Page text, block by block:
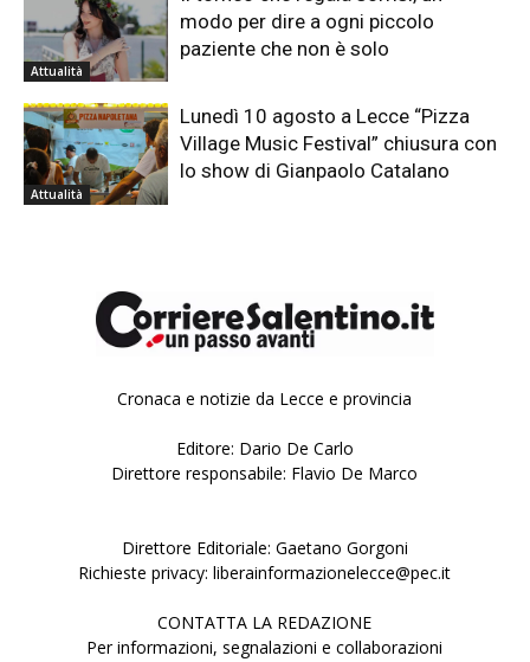
Attualità
modo per dire a ogni piccolo
paziente che non è solo
Attualità
Lunedì 10 agosto a Lecce “Pizza
Village Music Festival” chiusura con
lo show di Gianpaolo Catalano
Cronaca e notizie da Lecce e provincia
Editore: Dario De Carlo
Direttore responsabile: Flavio De Marco
Direttore Editoriale: Gaetano Gorgoni
Richieste privacy: liberainformazionelecce@pec.it
CONTATTA LA REDAZIONE
Per informazioni, segnalazioni e collaborazioni